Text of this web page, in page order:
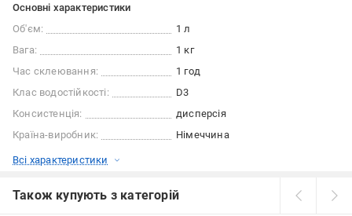
Основні характеристики
Об'єм:
1 л
Вага:
1 кг
Час склеювання:
1 год
Клас водостійкості:
D3
Консистенція:
дисперсія
Країна-виробник:
Німеччина
Всі характеристики
Також купують з категорій